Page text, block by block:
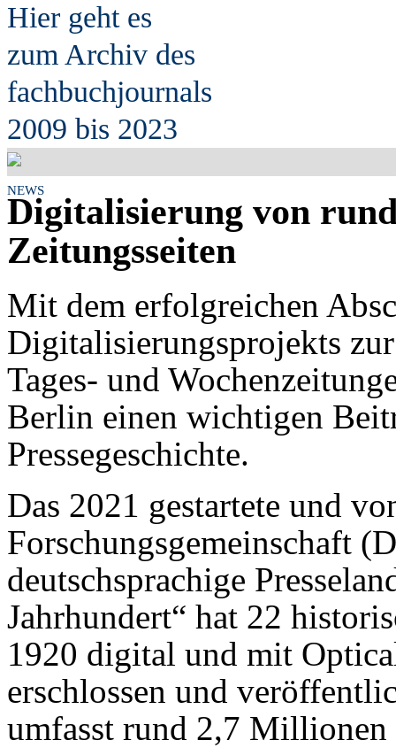
Hier geht es
zum Archiv des
fachbuchjournals
2009 bis 2023
NEWS
Digitalisierung von
Zeitungsseiten
Mit dem erfolgreichen
Digitalisierungsprojekts
Tages- und
Berlin einen wichtigen
Pressegeschichte.
Das 2021 gestartete und
Forschungsgemeinschaft
deutschsprachige
Jahrhundert“ hat 22
1920 digital und mit
erschlossen und
umfasst rund 2,7 Millionen